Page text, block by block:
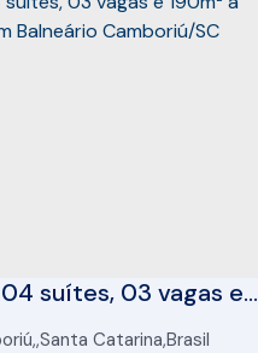
suítes, 03 vagas e
Mare em Balneário
,Santa Catarina,Brasil